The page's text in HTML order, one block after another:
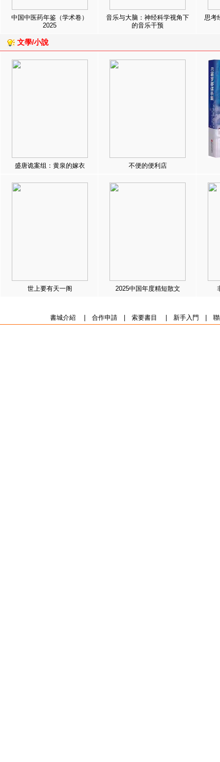
中国中医药年鉴（学术卷）
2025
音乐与大脑：神经科学视角下
的音乐干预
思考
文學/小說
盛唐诡案组：黄泉的嫁衣 不便的便利店
世上要有天一阁 2025中国年度精短散文
書城介紹 合作申請| 索要書目 新手入門